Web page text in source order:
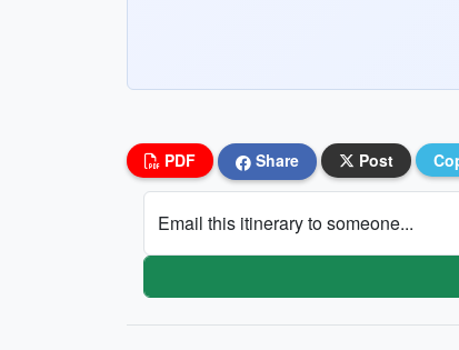
PDF Share Post
Email this itinerary to someone...